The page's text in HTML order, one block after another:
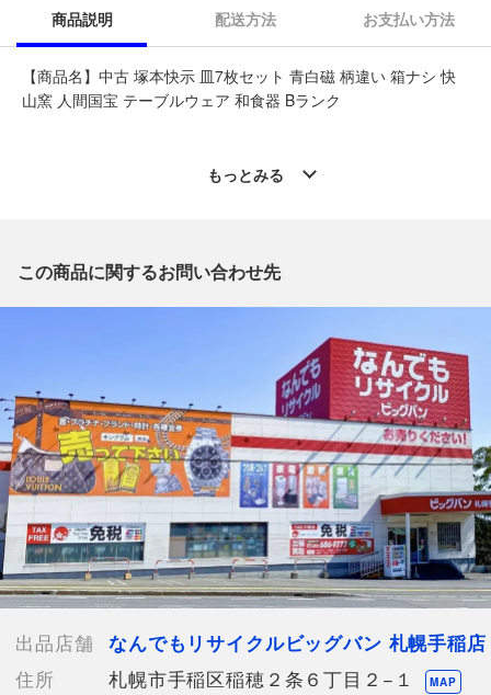
商品説明 配送方法 お支払い方法
【商品名】中古 塚本快示 皿7枚セット 青白磁 柄違い 箱ナシ 快
山窯 人間国宝 テーブルウェア 和食器 Bランク
※「なんでもリサイクルビッグバン 公式オンラインストアの出
【店舗内商品コード】1009103074214
【メーカー】
【サイズ】W約22.5cm x H約3cm
【付属品】なし
【ランク】Bランク
通常使用による傷や汚れが見受けられる中古品
【詳細備考】
箱無しで、7枚セットの販売です。
底のフチに傷汚れが数か所ございます。(写真7枚目参照)
その他には目立った傷汚れはございませんが、
店頭でも販売しているため状態が変化する可能性がございます。
ご理解・ご了承の上、ご購入下さい。
もっとみる
この商品に関するお問い合わせ先
出品店舗
なんでもリサイクルビッグバン 札幌手稲店
住所
札幌市手稲区稲穂２条６丁目２−１ MAP